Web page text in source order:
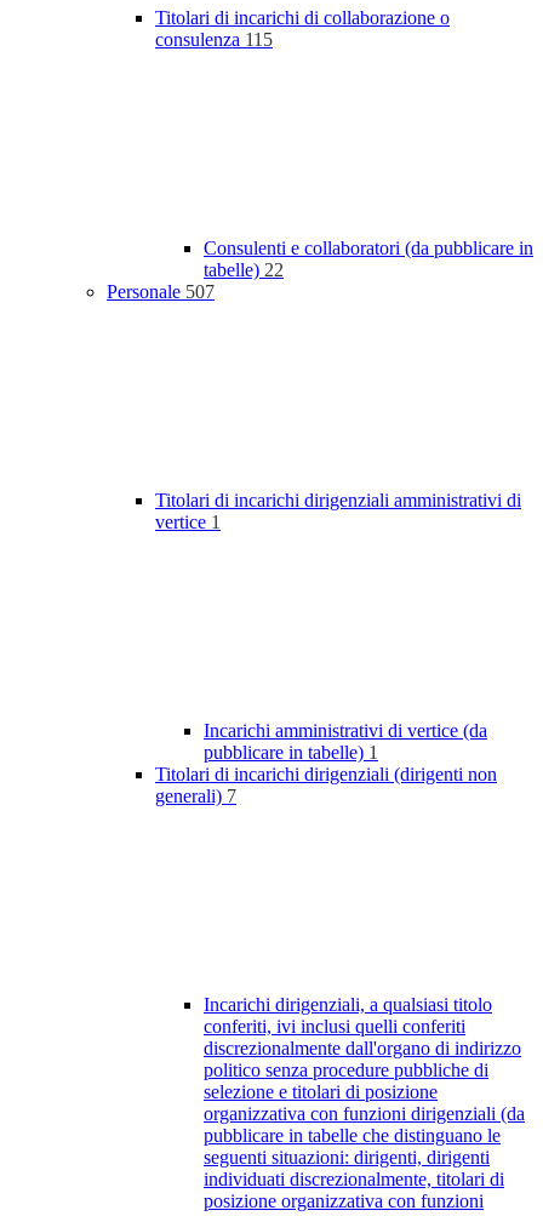
Titolari di incarichi di collaborazione o
consulenza 115
Consulenti e collaboratori (da pubblicare in
tabelle) 22
Personale 507
Titolari di incarichi dirigenziali amministrativi di
vertice 1
Incarichi amministrativi di vertice (da
pubblicare in tabelle) 1
Titolari di incarichi dirigenziali (dirigenti non
generali) 7
Incarichi dirigenziali, a qualsiasi titolo
conferiti, ivi inclusi quelli conferiti
discrezionalmente dall'organo di indirizzo
politico senza procedure pubbliche di
selezione e titolari di posizione
organizzativa con funzioni dirigenziali (da
pubblicare in tabelle che distinguano le
seguenti situazioni: dirigenti, dirigenti
individuati discrezionalmente, titolari di
posizione organizzativa con funzioni